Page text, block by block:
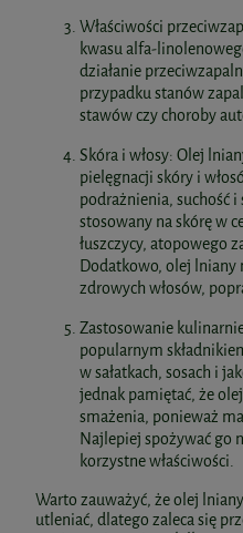
Właściwości
kwasu alfa-
działanie
przypadku stanów
stawów czy choroby
Skóra i włosy: Olej
pielęgnacji skóry i
podrażnienia, suchość
stosowany na skórę w
łuszczycy, atopowego
Dodatkowo, olej
zdrowych włosów,
Zastosowanie
popularnym
w sałatkach, sosach i
jednak pamiętać, że
smażenia, ponieważ
Najlepiej spożywać go
korzystne właściwości.
Warto zauważyć, że olej
utleniać, dlatego zaleca się